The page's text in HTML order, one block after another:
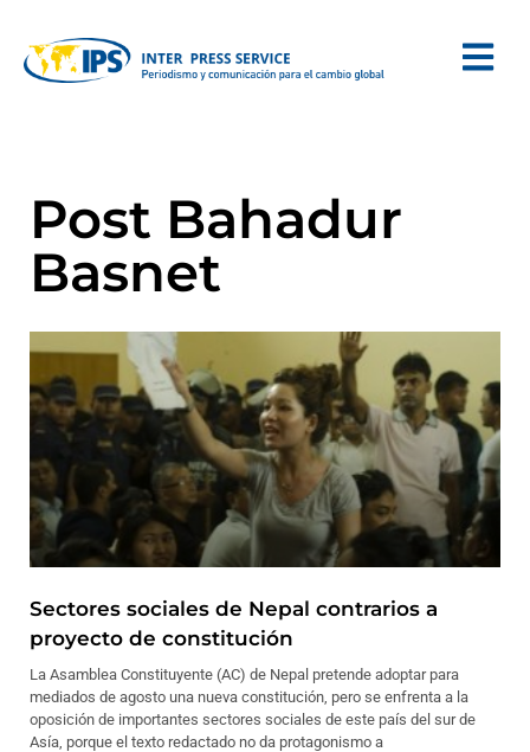
Post Bahadur
Basnet
Sectores sociales de Nepal contrarios a
proyecto de constitución
La Asamblea Constituyente (AC) de Nepal pretende adoptar para
mediados de agosto una nueva constitución, pero se enfrenta a la
oposición de importantes sectores sociales de este país del sur de
Asía, porque el texto redactado no da protagonismo a